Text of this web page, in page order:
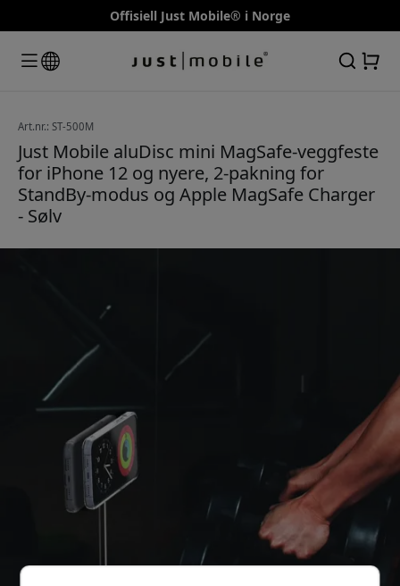
Offisiell Just Mobile® i Norge
Art.nr.: ST-500M
Just Mobile aluDisc mini MagSafe-veggfeste
for iPhone 12 og nyere, 2-pakning for
StandBy-modus og Apple MagSafe Charger
- Sølv